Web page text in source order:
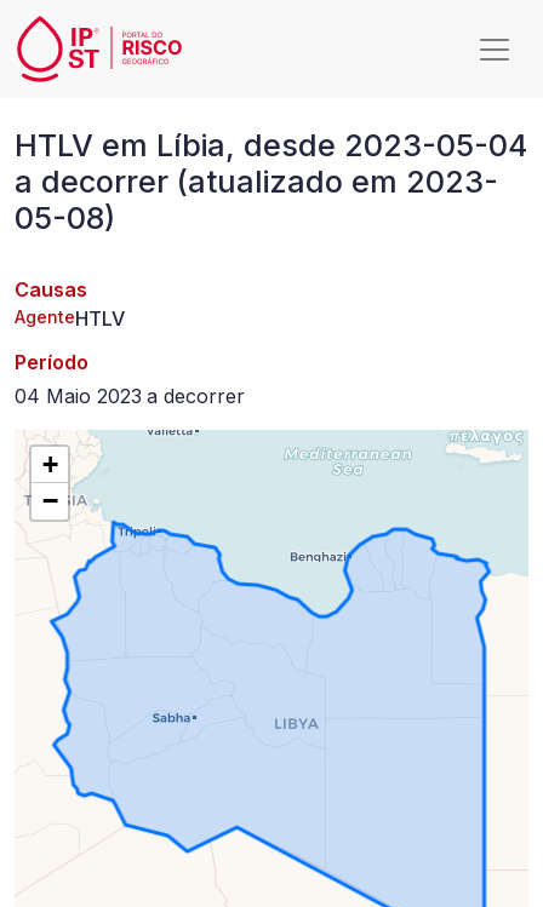
Passar para o conteúdo principal
em
Líbia,
desde
2023-
05-
04
a
decorrer
(atualizado
em
2023-
05-
HTLV em Líbia, desde 2023-05-04
a decorrer (atualizado em 2023-
05-08)
Causas
AgenteHTLV
Período
04 Maio 2023 a decorrer
+
−